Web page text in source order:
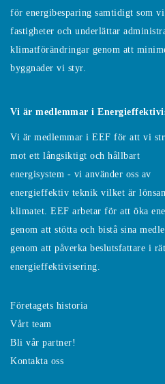
för energibesparing samtidigt som
fastigheter och underlättar
klimatförändringar genom att
byggnader vi styr.
Vi är medlemmar i
Vi är medlemmar i EEF för att vi
mot ett långsiktigt och hållbart
energisystem - vi använder oss av
energieffektiv teknik vilket är
klimatet. EEF arbetar för att öka
genom att stötta och bistå sina
genom att påverka beslutsfattare i
energieffektivisering.
Företagets historia
Vårt team
Bli vår partner!
Kontakta oss